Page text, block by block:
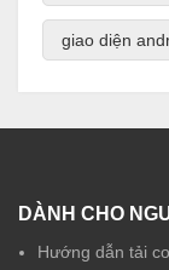
giao diện
DÀNH CHO
Hướng dẫn tải